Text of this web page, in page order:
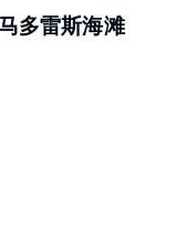
多雷斯海滩